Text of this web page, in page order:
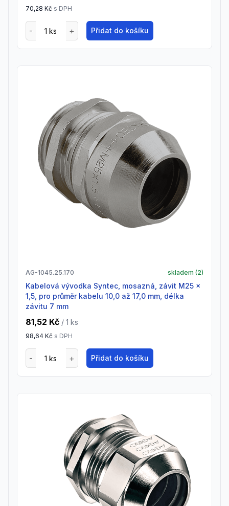
70,28 Kč s DPH
Přidat do košíku
AG-1045.25.170 skladem (2)
Kabelová vývodka Syntec, mosazná, závit M25 x
1,5, pro průměr kabelu 10,0 až 17,0 mm, délka
závitu 7 mm
81,52 Kč / 1 ks
98,64 Kč s DPH
Přidat do košíku